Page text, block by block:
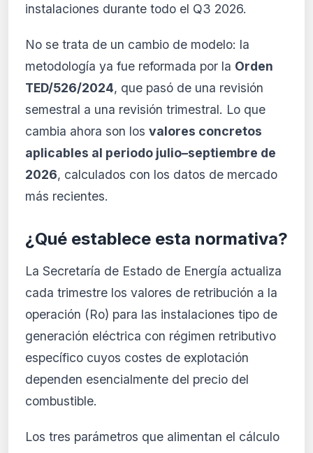
Desde 9,99 €/mes · Cancela cuando quieras
instalaciones durante todo el Q3 2026.
No se trata de un cambio de modelo: la
metodología ya fue reformada por la Orden
TED/526/2024, que pasó de una revisión
semestral a una revisión trimestral. Lo que
cambia ahora son los valores concretos
aplicables al periodo julio–septiembre de
2026, calculados con los datos de mercado
más recientes.
¿Qué establece esta normativa?
La Secretaría de Estado de Energía actualiza
cada trimestre los valores de retribución a la
operación (Ro) para las instalaciones tipo de
generación eléctrica con régimen retributivo
específico cuyos costes de explotación
dependen esencialmente del precio del
combustible.
Los tres parámetros que alimentan el cálculo